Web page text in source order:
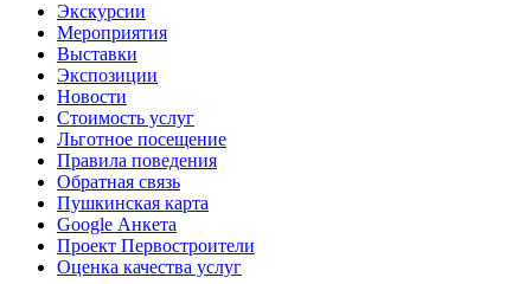
Экскурсии
Мероприятия
Выставки
Экспозиции
Новости
Стоимость услуг
Льготное посещение
Правила поведения
Обратная связь
Пушкинская карта
Google Анкета
Проект Первостроители
Оценка качества услуг